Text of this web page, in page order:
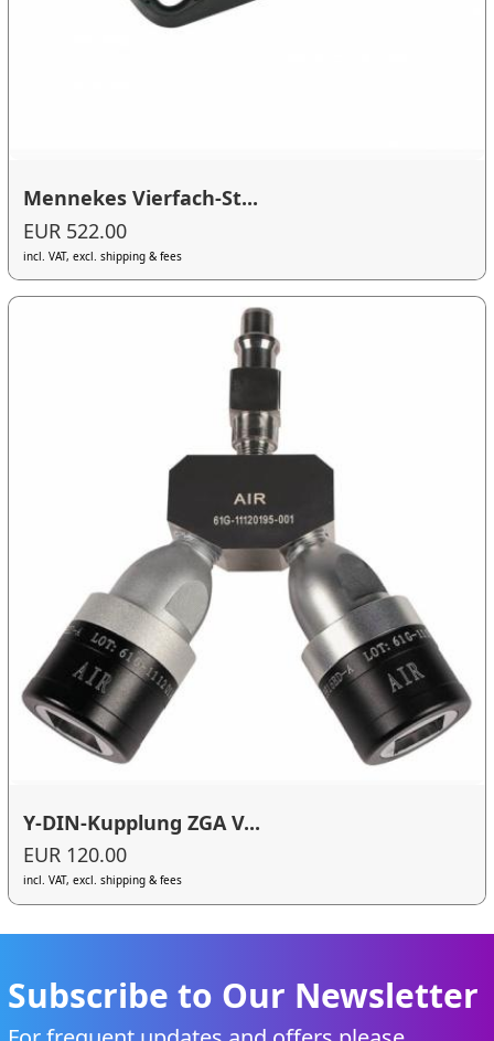
Mennekes Vierfach-St...
EUR 522.00
incl. VAT, excl. shipping & fees
Y-DIN-Kupplung ZGA V...
EUR 120.00
incl. VAT, excl. shipping & fees
Subscribe to Our Newsletter